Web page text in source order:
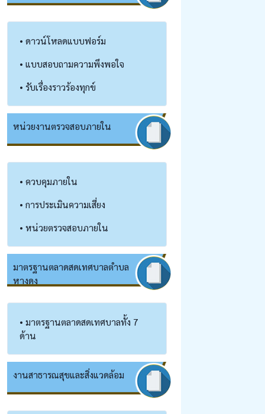
• ดาวน์โหลดแบบฟอร์ม
• แบบสอบถามความพึงพอใจ
• รับเรื่องราวร้องทุกข์
หน่วยงานตรวจสอบภายใน
• ควบคุมภายใน
• การประเมินความเสี่ยง
• หน่วยตรวจสอบภายใน
มาตรฐานตลาดสดเทศบาลตำบล
หางดง
• มาตรฐานตลาดสดเทศบาลทั้ง 7
ด้าน
งานสาธารณสุข​และสิ่งแวดล้อม